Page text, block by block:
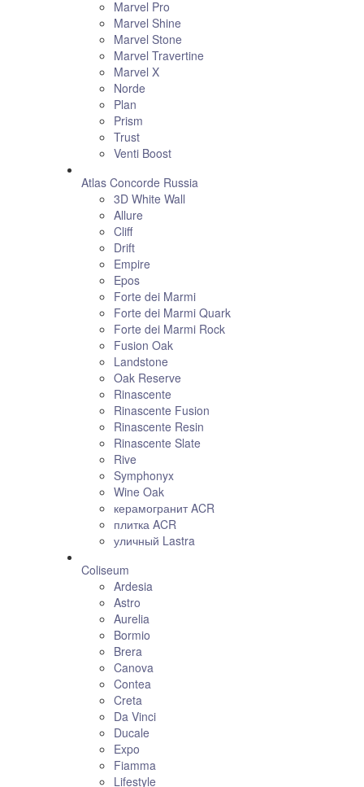
Marvel Pro
Marvel Shine
Marvel Stone
Marvel Travertine
Marvel X
Norde
Plan
Prism
Trust
Venti Boost
Atlas Concorde Russia
3D White Wall
Allure
Cliff
Drift
Empire
Epos
Forte dei Marmi
Forte dei Marmi Quark
Forte dei Marmi Rock
Fusion Oak
Landstone
Oak Reserve
Rinascente
Rinascente Fusion
Rinascente Resin
Rinascente Slate
Rive
Symphonyx
Wine Oak
керамогранит ACR
плитка ACR
уличный Lastra
Coliseum
Ardesia
Astro
Aurelia
Bormio
Brera
Canova
Contea
Creta
Da Vinci
Ducale
Expo
Fiamma
Lifestyle